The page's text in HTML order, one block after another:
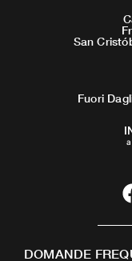
San
Fuori
DOMANDE